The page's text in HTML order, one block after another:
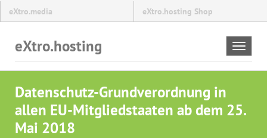
eXtro.media eXtro.hosting Shop
Toggle
eXtro.hosting
Datenschutz-Grundverordnung in
allen EU-Mitgliedstaaten ab dem 25.
Mai 2018